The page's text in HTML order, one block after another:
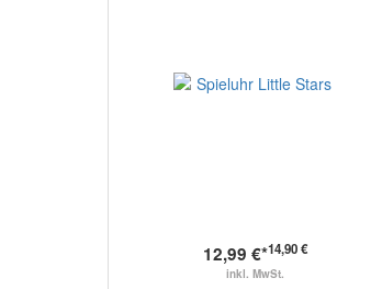
12,99 €*14,90 €
inkl. MwSt.